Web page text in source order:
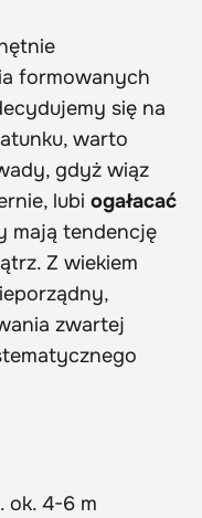
formowanych
się na
warto
gdyż wiąz
lubi ogałacać
mają tendencję
Z wiekiem
zwartej
ok. 4-6 m